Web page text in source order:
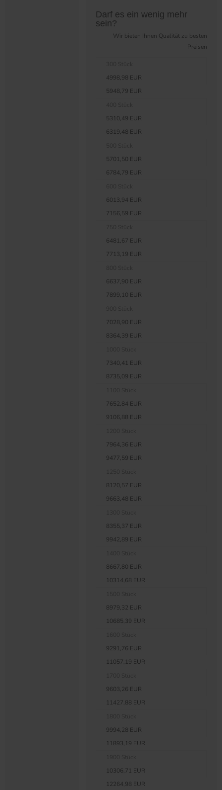
Darf es ein wenig mehr
sein?
Wir bieten Ihnen Qualität zu besten
Preisen
4998,98 EUR
5948,79 EUR
5310,49 EUR
6319,48 EUR
5701,50 EUR
6784,79 EUR
6013,94 EUR
7156,59 EUR
6481,67 EUR
7713,19 EUR
6637,90 EUR
7899,10 EUR
7028,90 EUR
8364,39 EUR
7340,41 EUR
8735,09 EUR
7652,84 EUR
9106,88 EUR
7964,36 EUR
9477,59 EUR
8120,57 EUR
9663,48 EUR
8355,37 EUR
9942,89 EUR
8667,80 EUR
10314,68 EUR
8979,32 EUR
10685,39 EUR
9291,76 EUR
11057,19 EUR
9603,26 EUR
11427,88 EUR
9994,28 EUR
11893,19 EUR
10306,71 EUR
12264,98 EUR